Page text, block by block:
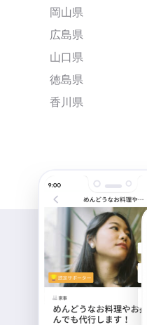
岡山県
広島県
山口県
徳島県
香川県